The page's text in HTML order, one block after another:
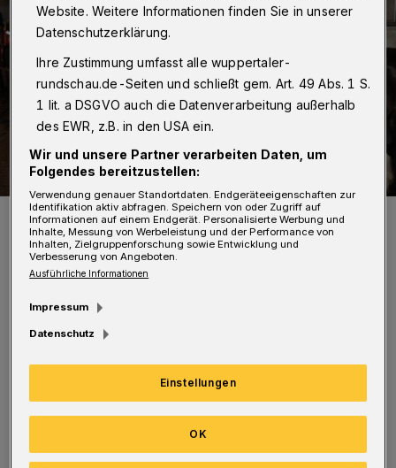
Hoch zu Ross: St. Martin im November 2013.
Foto: Uwe Schinkel
Interessenten können sich ab sofort unter
0202/42969674 oder per Mail
martinszug@katholische-citykirche-
wuppertal.de) melden.
Website. Weitere Informationen finden Sie in unserer
Datenschutzerklärung.
Ihre Zustimmung umfasst alle wuppertaler-
rundschau.de-Seiten und schließt gem. Art. 49 Abs. 1 S.
1 lit. a DSGVO auch die Datenverarbeitung außerhalb
des EWR, z.B. in den USA ein.
Wir und unsere Partner verarbeiten Daten, um
Folgendes bereitzustellen:
Verwendung genauer Standortdaten. Endgeräteeigenschaften zur
Identifikation aktiv abfragen. Speichern von oder Zugriff auf
Informationen auf einem Endgerät. Personalisierte Werbung und
Inhalte, Messung von Werbeleistung und der Performance von
Inhalten, Zielgruppenforschung sowie Entwicklung und
Verbesserung von Angeboten.
Ausführliche Informationen
Impressum
Datenschutz
Einstellungen
OK